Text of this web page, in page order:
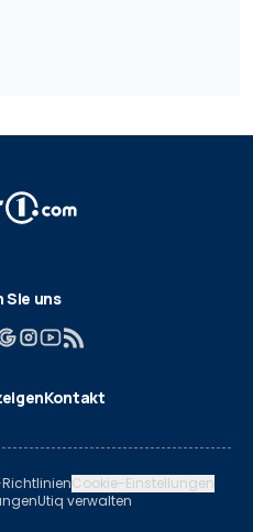
Sie uns
Kontakt
Cookie-Einstellungen
Utiq verwalten